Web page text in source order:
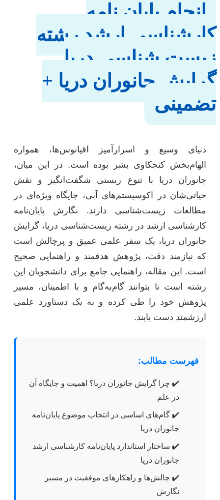
انجام پایان نامه
کارشناسی ارشد رشته
زیست شناسی دریا
گرایش جانوران دریا +
تضمینی
دنیای وسیع و اسرارآمیز اقیانوس‌ها، همواره
الهام‌بخش کنجکاوی بشر بوده است. در این میان،
جانوران دریا با تنوع زیستی شگفت‌انگیز و نقش
حیاتی‌شان در اکوسیستم‌های آبی، جایگاه ویژه‌ای در
مطالعات زیست‌شناسی دارند. نگارش پایان‌نامه
کارشناسی ارشد در رشته زیست‌شناسی دریا، گرایش
جانوران دریا، یک سفر علمی عمیق و پرچالش است
که نیازمند دقت، پژوهش هدفمند و راهنمایی صحیح
است. این مقاله، راهنمایی جامع برای دانشجویان این
رشته است تا بتوانند گام‌به‌گام و با اطمینان، مسیر
پژوهش خود را طی کرده و به یک دستاورد علمی
ارزشمند دست یابند.
فهرست مطالب:
✔️ چرا گرایش جانوران دریا؟ اهمیت و جایگاه آن
در علم
✔️ گام‌های اساسی در انتخاب موضوع پایان‌نامه
جانوران دریا
✔️ ساختار استاندارد پایان‌نامه کارشناسی ارشد
جانوران دریا
✔️ چالش‌ها و راهکارهای موفقیت در مسیر
نگارش